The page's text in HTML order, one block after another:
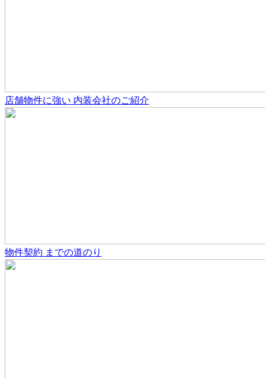
店舗物件に強い 内装会社のご紹介
物件契約 までの道のり